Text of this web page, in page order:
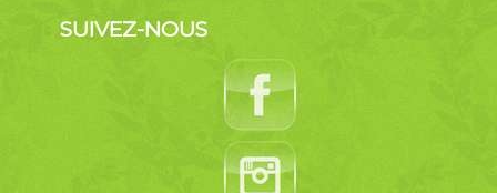
SUIVEZ-NOUS